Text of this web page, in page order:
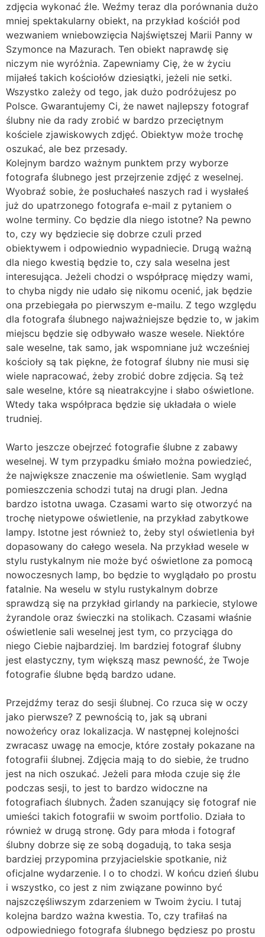
zdjęcia wykonać źle. Weźmy teraz dla porównania dużo
mniej spektakularny obiekt, na przykład kościół pod
wezwaniem wniebowzięcia Najświętszej Marii Panny w
Szymonce na Mazurach. Ten obiekt naprawdę się
niczym nie wyróżnia. Zapewniamy Cię, że w życiu
mijałeś takich kościołów dziesiątki, jeżeli nie setki.
Wszystko zależy od tego, jak dużo podróżujesz po
Polsce. Gwarantujemy Ci, że nawet najlepszy fotograf
ślubny nie da rady zrobić w bardzo przeciętnym
kościele zjawiskowych zdjęć. Obiektyw może trochę
oszukać, ale bez przesady.
Kolejnym bardzo ważnym punktem przy wyborze
fotografa ślubnego jest przejrzenie zdjęć z weselnej.
Wyobraź sobie, że posłuchałeś naszych rad i wysłałeś
już do upatrzonego fotografa e-mail z pytaniem o
wolne terminy. Co będzie dla niego istotne? Na pewno
to, czy wy będziecie się dobrze czuli przed
obiektywem i odpowiednio wypadniecie. Drugą ważną
dla niego kwestią będzie to, czy sala weselna jest
interesująca. Jeżeli chodzi o współpracę między wami,
to chyba nigdy nie udało się nikomu ocenić, jak będzie
ona przebiegała po pierwszym e-mailu. Z tego względu
dla fotografa ślubnego najważniejsze będzie to, w jakim
miejscu będzie się odbywało wasze wesele. Niektóre
sale weselne, tak samo, jak wspomniane już wcześniej
kościoły są tak piękne, że fotograf ślubny nie musi się
wiele napracować, żeby zrobić dobre zdjęcia. Są też
sale weselne, które są nieatrakcyjne i słabo oświetlone.
Wtedy taka współpraca będzie się układała o wiele
trudniej.
Warto jeszcze obejrzeć fotografie ślubne z zabawy
weselnej. W tym przypadku śmiało można powiedzieć,
że największe znaczenie ma oświetlenie. Sam wygląd
pomieszczenia schodzi tutaj na drugi plan. Jedna
bardzo istotna uwaga. Czasami warto się otworzyć na
trochę nietypowe oświetlenie, na przykład zabytkowe
lampy. Istotne jest również to, żeby styl oświetlenia był
dopasowany do całego wesela. Na przykład wesele w
stylu rustykalnym nie może być oświetlone za pomocą
nowoczesnych lamp, bo będzie to wyglądało po prostu
fatalnie. Na weselu w stylu rustykalnym dobrze
sprawdzą się na przykład girlandy na parkiecie, stylowe
żyrandole oraz świeczki na stolikach. Czasami właśnie
oświetlenie sali weselnej jest tym, co przyciąga do
niego Ciebie najbardziej. Im bardziej fotograf ślubny
jest elastyczny, tym większą masz pewność, że Twoje
fotografie ślubne będą bardzo udane.
Przejdźmy teraz do sesji ślubnej. Co rzuca się w oczy
jako pierwsze? Z pewnością to, jak są ubrani
nowożeńcy oraz lokalizacja. W następnej kolejności
zwracasz uwagę na emocje, które zostały pokazane na
fotografii ślubnej. Zdjęcia mają to do siebie, że trudno
jest na nich oszukać. Jeżeli para młoda czuje się źle
podczas sesji, to jest to bardzo widoczne na
fotografiach ślubnych. Żaden szanujący się fotograf nie
umieści takich fotografii w swoim portfolio. Działa to
również w drugą stronę. Gdy para młoda i fotograf
ślubny dobrze się ze sobą dogadują, to taka sesja
bardziej przypomina przyjacielskie spotkanie, niż
oficjalne wydarzenie. I o to chodzi. W końcu dzień ślubu
i wszystko, co jest z nim związane powinno być
najszczęśliwszym zdarzeniem w Twoim życiu. I tutaj
kolejna bardzo ważna kwestia. To, czy trafiłaś na
odpowiedniego fotografa ślubnego będziesz po prostu